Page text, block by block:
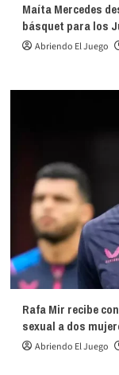
Maíta Mercedes
básquet para los
Abriendo El Juego
Rafa Mir recibe
sexual a dos
Abriendo El Juego